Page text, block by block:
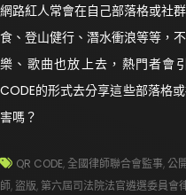
網路紅人常會在自己部落格或社
食、登山健行、潛水衝浪等等，
樂、歌曲也放上去，熱門者會
CODE的形式去分享這些部落格
害嗎？
QR CODE,全國律師聯合會監事,公
師,盜版, 第六屆司法院法官遴選委員會